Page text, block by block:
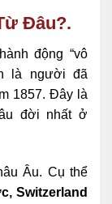
Đâu?.
động “vô
là người đã
1857. Đây là
đời nhất ở
Âu. Cụ thể
Switzerland